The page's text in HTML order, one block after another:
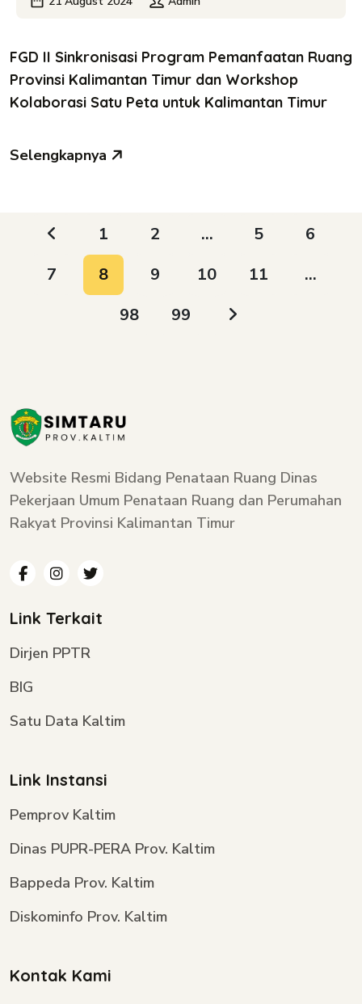
FGD II Sinkronisasi Program Pemanfaatan Ruang
Provinsi Kalimantan Timur dan Workshop
Kolaborasi Satu Peta untuk Kalimantan Timur
Selengkapnya
1 2 ... 5
6
7
8 9 10 11
...
98
99
Website Resmi Bidang Penataan Ruang Dinas
Pekerjaan Umum Penataan Ruang dan Perumahan
Rakyat Provinsi Kalimantan Timur
Link Terkait
Dirjen PPTR
BIG
Satu Data Kaltim
Link Instansi
Pemprov Kaltim
Dinas PUPR-PERA Prov. Kaltim
Bappeda Prov. Kaltim
Diskominfo Prov. Kaltim
Kontak Kami